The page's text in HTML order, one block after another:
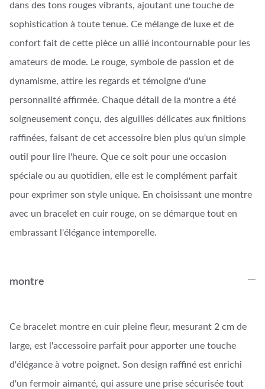
dans des tons rouges vibrants, ajoutant une touche de
sophistication à toute tenue. Ce mélange de luxe et de
confort fait de cette pièce un allié incontournable pour les
amateurs de mode. Le rouge, symbole de passion et de
dynamisme, attire les regards et témoigne d'une
personnalité affirmée. Chaque détail de la montre a été
soigneusement conçu, des aiguilles délicates aux finitions
raffinées, faisant de cet accessoire bien plus qu'un simple
outil pour lire l'heure. Que ce soit pour une occasion
spéciale ou au quotidien, elle est le complément parfait
pour exprimer son style unique. En choisissant une montre
avec un bracelet en cuir rouge, on se démarque tout en
embrassant l'élégance intemporelle.
montre
Ce bracelet montre en cuir pleine fleur, mesurant 2 cm de
large, est l'accessoire parfait pour apporter une touche
d'élégance à votre poignet. Son design raffiné est enrichi
d'un fermoir aimanté, qui assure une prise sécurisée tout